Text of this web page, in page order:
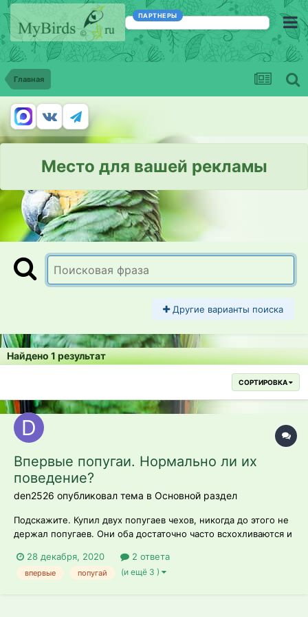
ПАРТНЕРЫ
Главная
Место для вашей рекламы
Другие варианты поиска
Найдено 1 результат
СОРТИРОВКА
Впервые попугаи. Нормально ли их
поведение?
den2526 опубликовал тема в Основной раздел
Подскажите. Купил двух попугаев чехов, никогда до этого не
держал попугаев. Они оба достаточно часто всхохливаются и
трясут перьями быстро). Также часто чистят перья. Это что, у
них клещи завелись или что еще это может быть? Также
28 декабря, 2020 2 ответа
впервые попугай (и ещё 3 )